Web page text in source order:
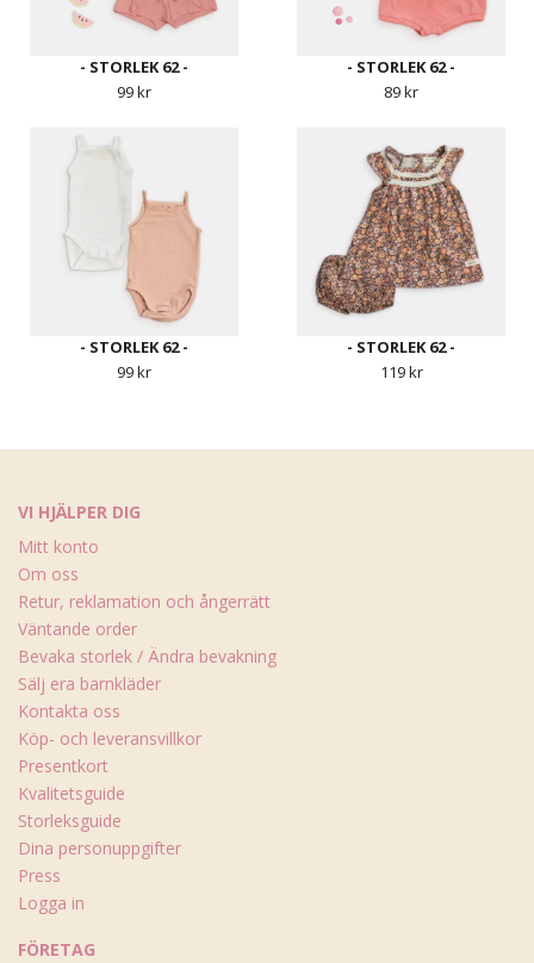
- STORLEK 62 -
99 kr
- STORLEK 62 -
89 kr
- STORLEK 62 -
99 kr
- STORLEK 62 -
119 kr
VI HJÄLPER DIG
Mitt konto
Om oss
Retur, reklamation och ångerrätt
Väntande order
Bevaka storlek / Ändra bevakning
Sälj era barnkläder
Kontakta oss
Köp- och leveransvillkor
Presentkort
Kvalitetsguide
Storleksguide
Dina personuppgifter
Press
Logga in
FÖRETAG